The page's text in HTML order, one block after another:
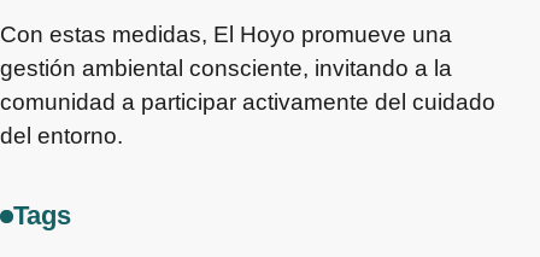
Con estas medidas, El Hoyo promueve una
gestión ambiental consciente, invitando a la
comunidad a participar activamente del cuidado
del entorno.
Tags